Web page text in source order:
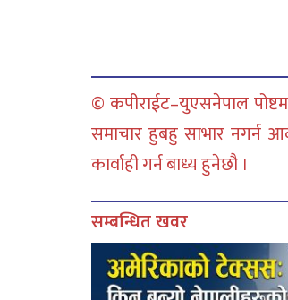
© कपीराईट–युएसनेपाल
समाचार हुबहु साभार नगर्न
कार्वाही गर्न बाध्य हुनेछौ ।
सम्बन्धित खवर